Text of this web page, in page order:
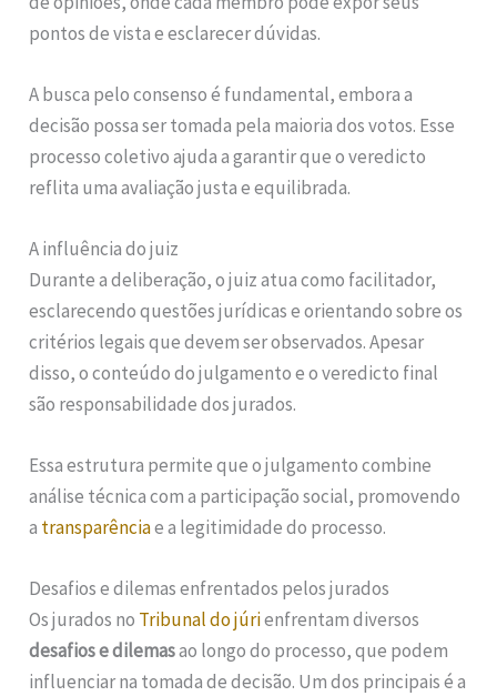
pontos de vista e esclarecer dúvidas.
A busca pelo consenso é fundamental, embora a
decisão possa ser tomada pela maioria dos votos. Esse
processo coletivo ajuda a garantir que o veredicto
reflita uma avaliação justa e equilibrada.
A influência do juiz
Durante a deliberação, o juiz atua como facilitador,
esclarecendo questões jurídicas e orientando sobre os
critérios legais que devem ser observados. Apesar
disso, o conteúdo do julgamento e o veredicto final
são responsabilidade dos jurados.
Essa estrutura permite que o julgamento combine
análise técnica com a participação social, promovendo
a transparênciae a legitimidade do processo.
Desafios e dilemas enfrentados pelos jurados
Os jurados no Tribunal do júrienfrentam diversos
desafios e dilemasao longo do processo, que podem
influenciar na tomada de decisão. Um dos principais é a